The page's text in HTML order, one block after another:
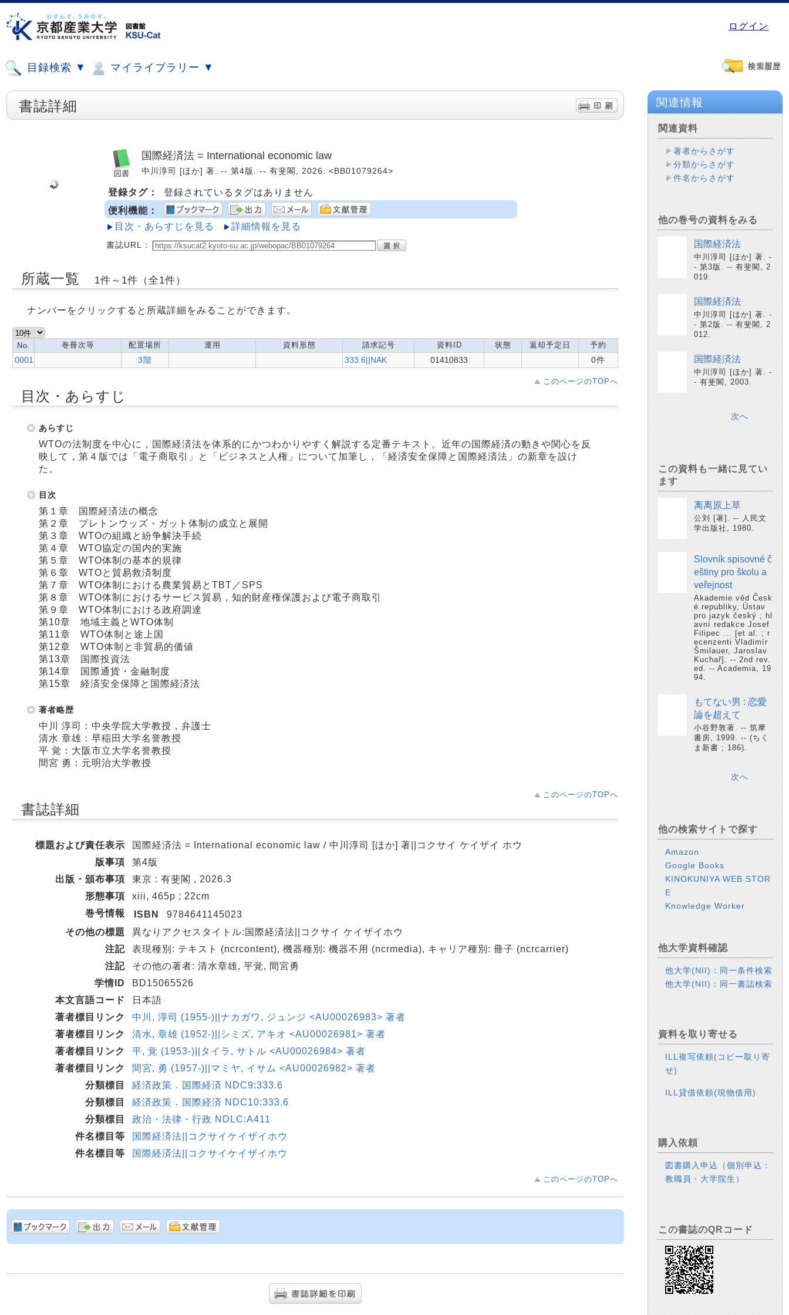
ログイン
目録検索 ▼ マイライブラリー ▼
書誌詳細
国際経済法 = International economic law
中川淳司 [ほか] 著. -- 第4版. -- 有斐閣, 2026. <BB01079264>
登録タグ：
登録されているタグはありません
便利機能：
目次・あらすじを見る
詳細情報を見る
書誌URL：
所蔵一覧 1件～1件（全1件）
ナンバーをクリックすると所蔵詳細をみることができます。
No. 巻冊次等 配置場所 運用 資料形態 請求記号 資料ID 状態 返却予定日 予約
0001 3階 333.6||NAK 01410833 0件
このページのTOPへ
目次・あらすじ
あらすじ
WTOの法制度を中心に，国際経済法を体系的にかつわかりやすく解説する定番テキスト。近年の国際経済の動きや関心を反
映して，第４版では「電子商取引」と「ビジネスと人権」について加筆し，「経済安全保障と国際経済法」の新章を設け
た。
目次
第１章 国際経済法の概念
第２章 ブレトンウッズ・ガット体制の成立と展開
第３章 WTOの組織と紛争解決手続
第４章 WTO協定の国内的実施
第５章 WTO体制の基本的規律
第６章 WTOと貿易救済制度
第７章 WTO体制における農業貿易とTBT／SPS
第８章 WTO体制におけるサービス貿易，知的財産権保護および電子商取引
第９章 WTO体制における政府調達
第10章 地域主義とWTO体制
第11章 WTO体制と途上国
第12章 WTO体制と非貿易的価値
第13章 国際投資法
第14章 国際通貨・金融制度
第15章 経済安全保障と国際経済法
著者略歴
中川 淳司：中央学院大学教授，弁護士
清水 章雄：早稲田大学名誉教授
平 覚：大阪市立大学名誉教授
間宮 勇：元明治大学教授
このページのTOPへ
書誌詳細
標題および責任表示
国際経済法 = International economic law / 中川淳司 [ほか] 著||コクサイ ケイザイ ホウ
版事項
第4版
出版・頒布事項
東京 : 有斐閣 , 2026.3
形態事項
xiii, 465p ; 22cm
巻号情報
ISBN
9784641145023
その他の標題
異なりアクセスタイトル:国際経済法||コクサイ ケイザイホウ
注記
表現種別: テキスト (ncrcontent), 機器種別: 機器不用 (ncrmedia), キャリア種別: 冊子 (ncrcarrier)
注記
その他の著者: 清水章雄, 平覚, 間宮勇
学情ID
BD15065526
本文言語コード
日本語
著者標目リンク
中川, 淳司 (1955-)||ナカガワ, ジュンジ <AU00026983> 著者
著者標目リンク
清水, 章雄 (1952-)||シミズ, アキオ <AU00026981> 著者
著者標目リンク
平, 覚 (1953-)||タイラ, サトル <AU00026984> 著者
著者標目リンク
間宮, 勇 (1957-)||マミヤ, イサム <AU00026982> 著者
分類標目
経済政策．国際経済 NDC9:333.6
分類標目
経済政策．国際経済 NDC10:333.6
分類標目
政治・法律・行政 NDLC:A411
件名標目等
国際経済法||コクサイケイザイホウ
件名標目等
国際経済法||コクサイケイザイホウ
このページのTOPへ
関連情報
関連資料
著者からさがす
分類からさがす
件名からさがす
他の巻号の資料をみる
国際経済法
中川淳司 [ほか] 著. -
- 第3版. -- 有斐閣, 2
019.
国際経済法
中川淳司 [ほか] 著. -
- 第2版. -- 有斐閣, 2
012.
国際経済法
中川淳司 [ほか] 著. -
- 有斐閣, 2003.
次へ
この資料も一緒に見てい
ます
离离原上草
公刘 [著]. -- 人民文
学出版社, 1980.
Slovník spisovné č
eštiny pro školu a
veřejnost
Akademie věd Česk
é republiky, Ústav
pro jazyk český ; hl
avní redakce Josef
Filipec ... [et al. ; r
ecenzenti Vladimír
Šmilauer, Jaroslav
Kuchař]. -- 2nd rev.
ed. -- Academia, 19
94.
もてない男 : 恋愛
論を超えて
小谷野敦著. -- 筑摩
書房, 1999. -- (ちく
ま新書 ; 186).
次へ
他の検索サイトで探す
Amazon
Google Books
KINOKUNIYA WEB STOR
E
Knowledge Worker
他大学資料確認
他大学(NII)：同一条件検索
他大学(NII)：同一書誌検索
資料を取り寄せる
ILL複写依頼(コピー取り寄
せ)
ILL貸借依頼(現物借用)
購入依頼
図書購入申込（個別申込：
教職員・大学院生）
この書誌のQRコード